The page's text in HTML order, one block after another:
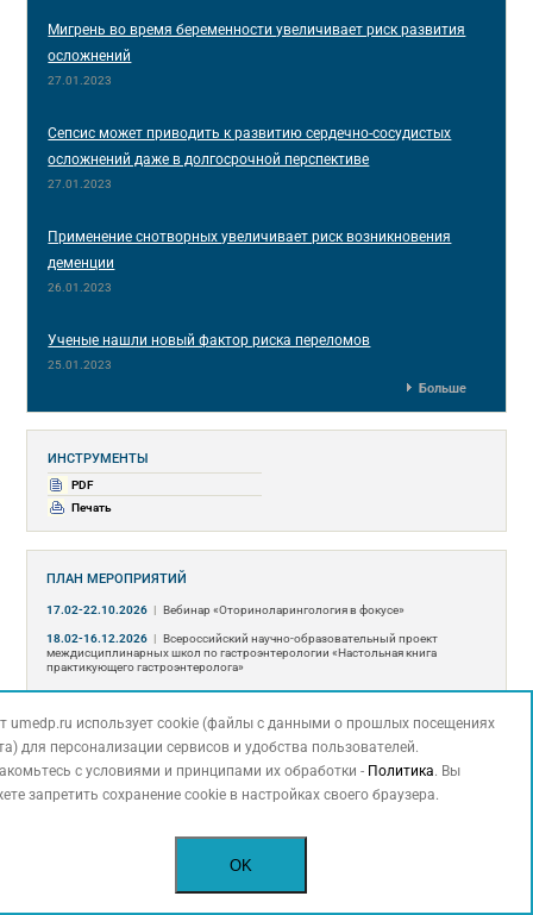
Мигрень во время беременности увеличивает риск развития
осложнений
27.01.2023
Сепсис может приводить к развитию сердечно-сосудистых
осложнений даже в долгосрочной перспективе
27.01.2023
Применение снотворных увеличивает риск возникновения
деменции
26.01.2023
Ученые нашли новый фактор риска переломов
25.01.2023
Больше
ИНСТРУМЕНТЫ
PDF
Печать
ПЛАН МЕРОПРИЯТИЙ
17.02-22.10.2026 | Вебинар «Оториноларингология в фокусе»
18.02-16.12.2026 | Всероссийский научно-образовательный проект
междисциплинарных школ по гастроэнтерологии «Настольная книга
практикующего гастроэнтеролога»
25.02-16.12.2026 | Школа московского ревматолога
03.09.2026 | Вебинар «Трактовка результатов функциональных
пульмонологических и кардиологических исследований в практике
терапевта»
04.09.2026
ОГНИ СТОЛИЦЫ. СОВРЕМЕННЫЕ ВОЗМОЖНОСТИ
НЕФРОЛОГИИ 2026
«Актуальные вопросы врачебной практики»
Научно-практическая конференция «Академия инновационной
umedp.ru использует cookie (файлы с данными о прошлых посещениях
для персонализации сервисов и удобства пользователей.
с условиями и принципами их обработки - Политика. Вы
запретить сохранение cookie в настройках своего браузера.
OK